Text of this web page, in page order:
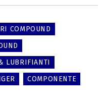
COMPOUND
LUBRIFIANTI
COMPONENTE